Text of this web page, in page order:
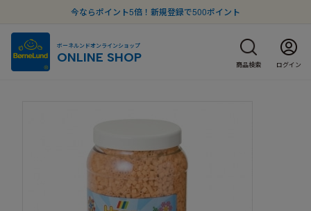
今ならポイント5倍！新規登録で500ポイント
ボーネルンドオンラインショップ
ONLINE SHOP 商品検索 ログイン